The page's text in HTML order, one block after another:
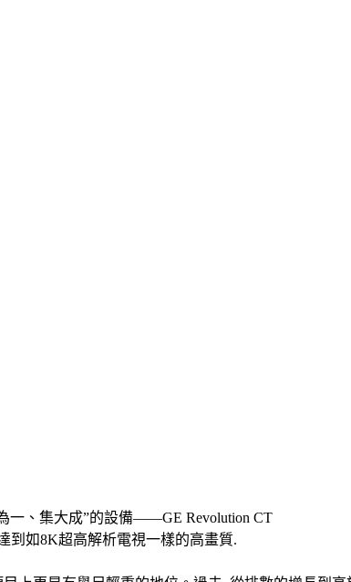
一、集大成”的設備——GE Revolution CT
到如8K超高解析電視一樣的高畫質.